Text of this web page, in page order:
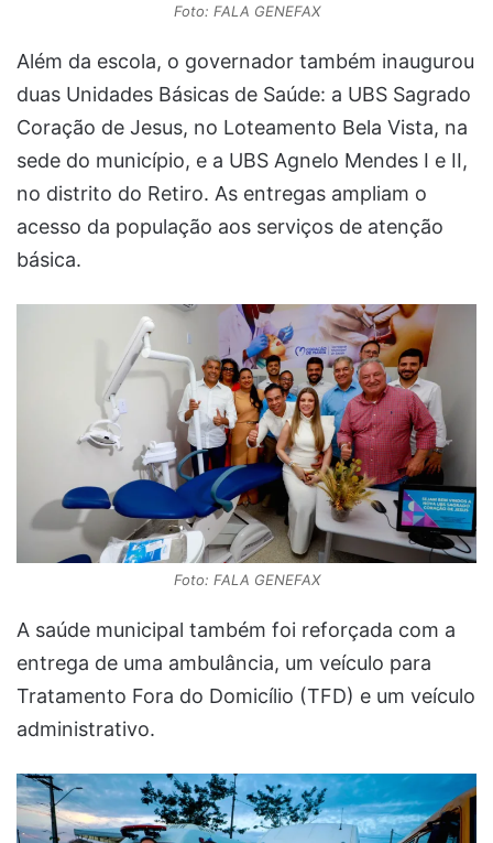
Foto: FALA GENEFAX
Além da escola, o governador também inaugurou
duas Unidades Básicas de Saúde: a UBS Sagrado
Coração de Jesus, no Loteamento Bela Vista, na
sede do município, e a UBS Agnelo Mendes I e II,
no distrito do Retiro. As entregas ampliam o
acesso da população aos serviços de atenção
básica.
Foto: FALA GENEFAX
A saúde municipal também foi reforçada com a
entrega de uma ambulância, um veículo para
Tratamento Fora do Domicílio (TFD) e um veículo
administrativo.